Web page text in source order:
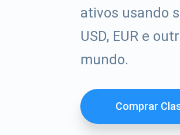
ativos usando
USD, EUR e
mundo.
Comprar